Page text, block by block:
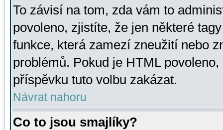
To závisí na tom, zda vám to
povoleno, zjistíte, že jen některé
funkce, která zamezí zneužití nebo
problémů. Pokud je HTML
příspěvku tuto volbu zakázat.
Návrat nahoru
Co to jsou smajlíky?